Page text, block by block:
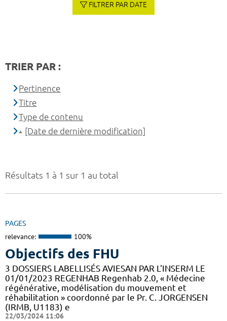
Résultats 1 à 1 sur 1 au total
PAGES
relevance: 100%
Objectifs des FHU
3 DOSSIERS LABELLISÉS AVIESAN PAR L'INSERM LE
01/01/2023 REGENHAB Regenhab 2.0, « Médecine
régénérative, modélisation du mouvement et
réhabilitation » coordonné par le Pr. C. JORGENSEN
(IRMB, U1183) e
22/03/2024 11:06
FILTRER PAR DATE
TRIER PAR :
Pertinence
Titre
Type de contenu
[Date de dernière modification]